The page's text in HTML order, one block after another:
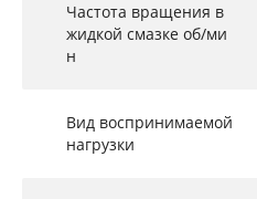
Частота вращения в
жидкой смазке об/ми
н
Вид воспринимаемой
нагрузки